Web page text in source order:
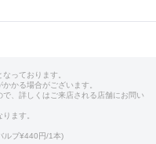
っております。
かる場合がございます。
、詳しくはご来店される店舗にお問い
ます。
ルブ¥440円/1本)